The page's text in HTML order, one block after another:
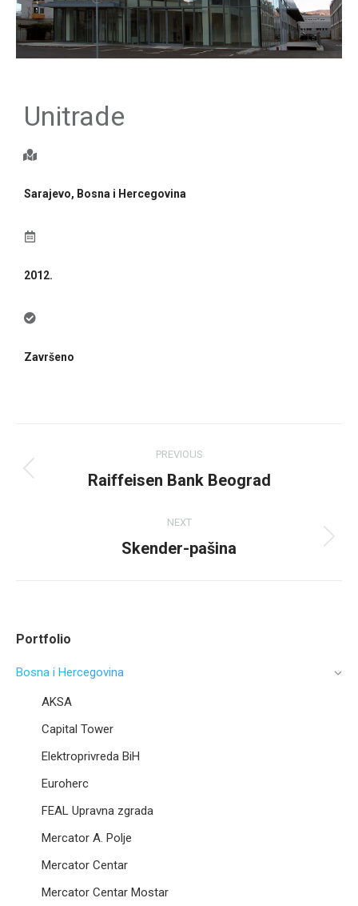
Unitrade
Sarajevo, Bosna i Hercegovina
2012.
Završeno
PREVIOUS
Raiffeisen Bank Beograd
NEXT
Skender-pašina
Portfolio
Bosna i Hercegovina
AKSA
Capital Tower
Elektroprivreda BiH
Euroherc
FEAL Upravna zgrada
Mercator A. Polje
Mercator Centar
Mercator Centar Mostar